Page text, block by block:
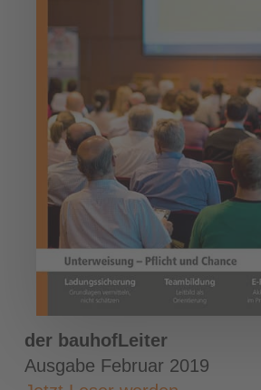
der bauhofLeiter
Ausgabe Februar 2019